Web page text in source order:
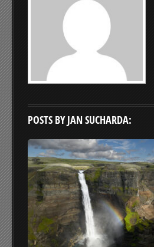
POSTS BY JAN SUCHARDA: